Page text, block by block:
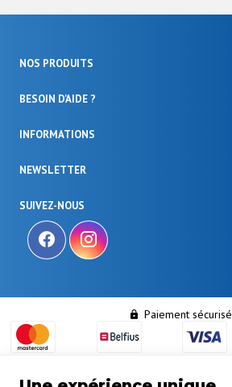
NOS PRODUITS
BESOIN D'AIDE ?
INFORMATIONS
SUIVEZ-NOUS
NEWSLETTER
Paiement sécurisé